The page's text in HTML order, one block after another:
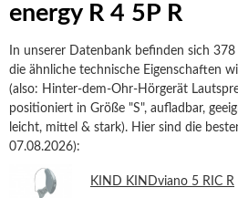
energy R 4 5P R
In unserer Datenbank befinden sich
die ähnliche technische Eigenschaften
(also: Hinter-dem-Ohr-Hörgerät
positioniert in Größe "S", aufladbar,
leicht, mittel & stark). Hier sind die
07.08.2026):
KIND KINDviano 5 RIC R